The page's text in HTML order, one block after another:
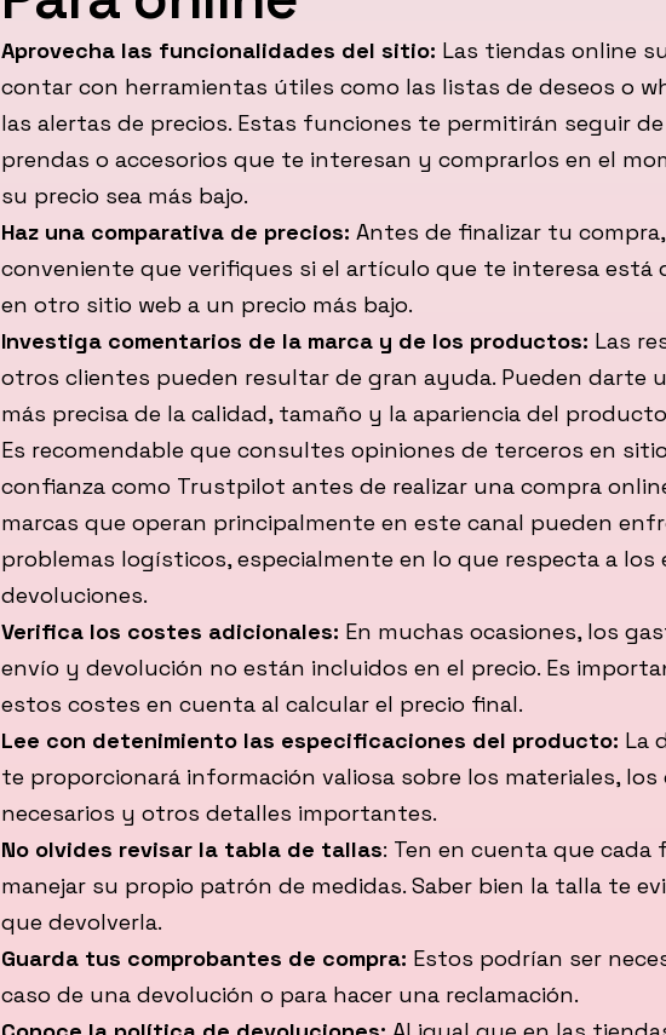
Aprovecha las funcionalidades del sitio: Las tiendas online
contar con herramientas útiles como las listas de deseos o
las alertas de precios. Estas funciones te permitirán seguir
prendas o accesorios que te interesan y comprarlos en el
su precio sea más bajo.
Haz una comparativa de precios: Antes de finalizar tu
conveniente que verifiques si el artículo que te interesa está
en otro sitio web a un precio más bajo.
Investiga comentarios de la marca y de los productos: Las
otros clientes pueden resultar de gran ayuda. Pueden darte
más precisa de la calidad, tamaño y la apariencia del
Es recomendable que consultes opiniones de terceros en
confianza como Trustpilot antes de realizar una compra
marcas que operan principalmente en este canal pueden
problemas logísticos, especialmente en lo que respecta a los
devoluciones.
Verifica los costes adicionales: En muchas ocasiones, los
envío y devolución no están incluidos en el precio. Es
estos costes en cuenta al calcular el precio final.
Lee con detenimiento las especificaciones del producto: La
te proporcionará información valiosa sobre los materiales, los
necesarios y otros detalles importantes.
No olvides revisar la tabla de tallas: Ten en cuenta que cada
manejar su propio patrón de medidas. Saber bien la talla te
que devolverla.
Guarda tus comprobantes de compra: Estos podrían ser
caso de una devolución o para hacer una reclamación.